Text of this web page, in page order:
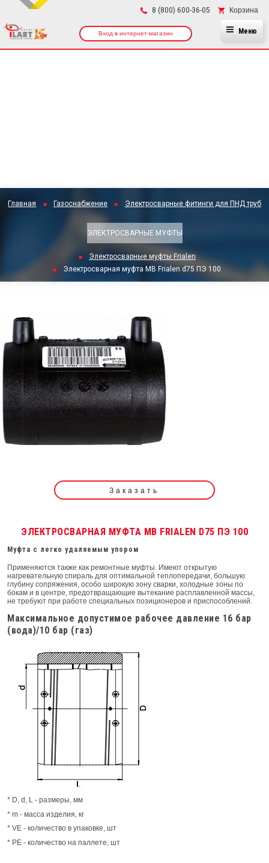
8 (800) 600-36-05 Корзина
Вход в интернет-магазин Меню
Главная Газоснабжение Электросварные фитинги для ПНД труб
ЭЛЕКТРОСВАРНЫЕ МУФТЫ
Электросварные муфты Frialen
Электросварная муфта MB Frialen d75 ПЭ 100
Заказать
ЭЛЕКТРОСВАРНАЯ МУФТА MB FRIALEN D75 ПЭ 100
Муфта с легкo удаляемым упoрoм
Применяются также как ремонтные муфты. Имеют открытую
нагревательную спираль для оптимальной теплопередачи, большую
глубину сопряжения, особо широкую зону сварки, холодные зоны по
бокам и в центре, предотвращающие вытекание расплавленной массы,
не требуют при рабoте специальных позиционеров и приспособлений.
Максимальное допустимое рабочее давление 16 бар
(вода)/10 бар (газ)
* D, d, L - размеры, мм
* m - масса изделия, кг
* VE - количество в упаковке, шт
* PE - количество на паллете, шт
×